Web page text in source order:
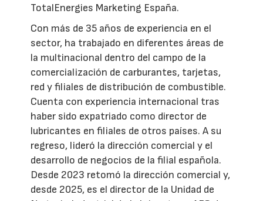
TotalEnergies Marketing España.
Con más de 35 años de experiencia en el
sector, ha trabajado en diferentes áreas de
la multinacional dentro del campo de la
comercialización de carburantes, tarjetas,
red y filiales de distribución de combustible.
Cuenta con experiencia internacional tras
haber sido expatriado como director de
lubricantes en filiales de otros países. A su
regreso, lideró la dirección comercial y el
desarrollo de negocios de la filial española.
Desde 2023 retomó la dirección comercial y,
desde 2025, es el director de la Unidad de